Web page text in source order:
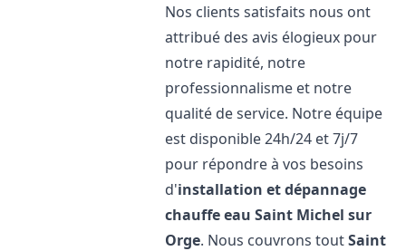
Nos clients satisfaits nous ont
attribué des avis élogieux pour
notre rapidité, notre
professionnalisme et notre
qualité de service. Notre équipe
est disponible 24h/24 et 7j/7
pour répondre à vos besoins
d'installation et dépannage
chauffe eau Saint Michel sur
Orge. Nous couvrons toutSaint